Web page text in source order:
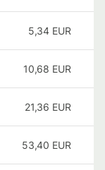
5,34 EUR
10,68 EUR
21,36 EUR
53,40 EUR